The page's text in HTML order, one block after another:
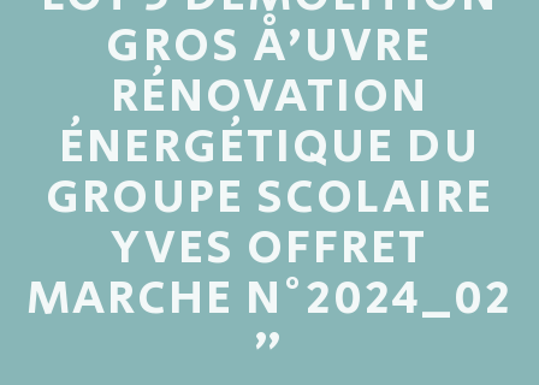
GROS Å’UVRE
RÉNOVATION
ÉNERGÉTIQUE DU
GROUPE SCOLAIRE
YVES OFFRET
MARCHE N°2024_02
"